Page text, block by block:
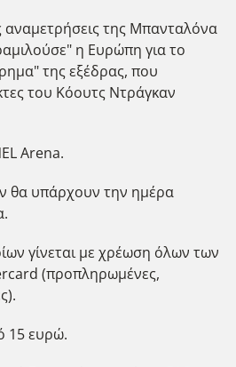
αναμετρήσεις της Μπανταλόνα
η Ευρώπη για το
της εξέδρας, που
του Κόουτς Ντράγκαν
Arena.
θα υπάρχουν την ημέρα
γίνεται με χρέωση όλων των
(προπληρωμένες,
15 ευρώ.